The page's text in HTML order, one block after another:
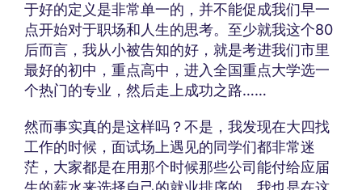
于好的定义是非常单一的，并不能促成我们早一
点开始对于职场和人生的思考。至少就我这个80
后而言，我从小被告知的好，就是考进我们市里
最好的初中，重点高中，进入全国重点大学选一
个热门的专业，然后走上成功之路……
然而事实真的是这样吗？不是，我发现在大四找
工作的时候，面试场上遇见的同学们都非常迷
茫，大家都是在用那个时候那些公司能付给应届